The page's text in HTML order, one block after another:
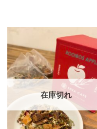
在庫切れ